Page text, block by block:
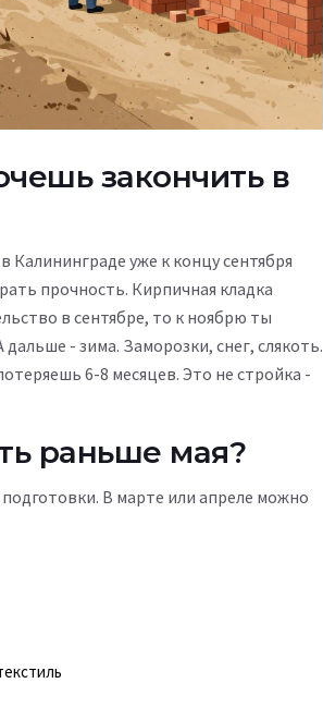
закончить в
уже к концу сентября
прочность. Кирпичная кладка
в сентябре, то к ноябрю ты
- зима. Заморозки, снег, слякоть.
6-8 месяцев. Это не стройка -
раньше мая?
В марте или апреле можно